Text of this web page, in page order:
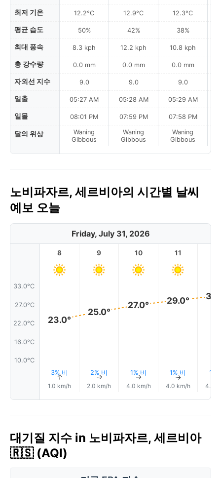
최저 기온
평균 습도
최대 풍속
총 강수량
자외선 지수
일출
일몰
달의 위상
12.2°C
50%
8.3 kph
0.0 mm
9.0
05:27 AM
08:01 PM
Waning
Gibbous
12.9°C
42%
12.2 kph
0.0 mm
9.0
05:28 AM
07:59 PM
Waning
Gibbous
12.3°C
38%
10.8 kph
0.0 mm
9.0
05:29 AM
07:58 PM
Waning
Gibbous
노비파자르, 세르비아의 시간별 날씨
예보 오늘
Friday, July 31, 2026
33.0°C
27.0°C
22.0°C
16.0°C
10.0°C
8
23.0°
3% 비
↑
1.0 km/h
9
25.0°
2% 비
↑
2.0 km/h
10
27.0°
1% 비
↑
4.0 km/h
11
29.0°
1% 비
↑
4.0 km/h
1%
4.0
대기질 지수 in 노비파자르, 세르비아
🇷🇸 (AQI)